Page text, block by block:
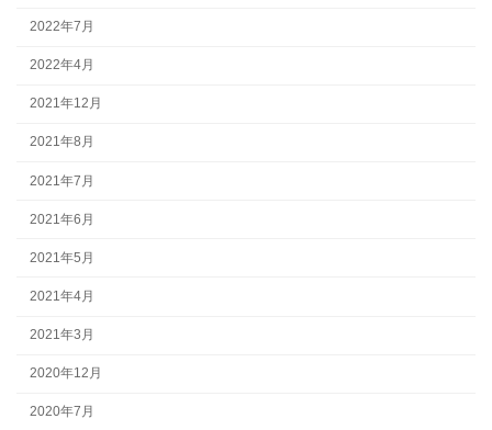
2022年7月
2022年4月
2021年12月
2021年8月
2021年7月
2021年6月
2021年5月
2021年4月
2021年3月
2020年12月
2020年7月